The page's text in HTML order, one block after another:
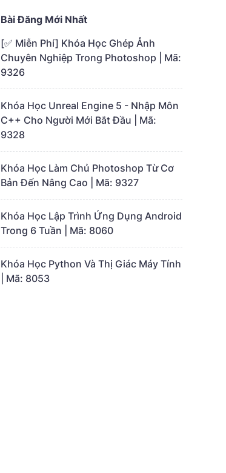
Bài Đăng Mới Nhất
[✅ Miễn Phí] Khóa Học Ghép Ảnh
Chuyên Nghiệp Trong Photoshop | Mã:
9326
Khóa Học Unreal Engine 5 - Nhập Môn
C++ Cho Người Mới Bắt Đầu | Mã:
9328
Khóa Học Làm Chủ Photoshop Từ Cơ
Bản Đến Nâng Cao | Mã: 9327
Khóa Học Lập Trình Ứng Dụng Android
Trong 6 Tuần | Mã: 8060
Khóa Học Python Và Thị Giác Máy Tính
| Mã: 8053